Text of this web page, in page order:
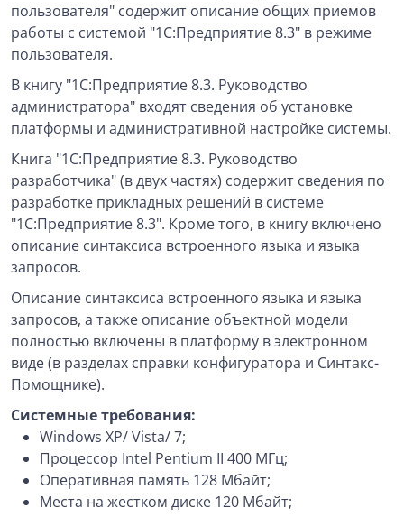
пользователя" содержит описание общих приемов
работы с системой "1С:Предприятие 8.3" в режиме
пользователя.
В книгу "1С:Предприятие 8.3. Руководство
администратора" входят сведения об установке
платформы и административной настройке системы.
Книга "1С:Предприятие 8.3. Руководство
разработчика" (в двух частях) содержит сведения по
разработке прикладных решений в системе
"1С:Предприятие 8.3". Кроме того, в книгу включено
описание синтаксиса встроенного языка и языка
запросов.
Описание синтаксиса встроенного языка и языка
запросов, а также описание объектной модели
полностью включены в платформу в электронном
виде (в разделах справки конфигуратора и Синтакс-
Помощнике).
Системные требования:
Windows XP/ Vista/ 7;
Процессор Intel Pentium II 400 МГц;
Оперативная память 128 Мбайт;
Места на жестком диске 120 Мбайт;